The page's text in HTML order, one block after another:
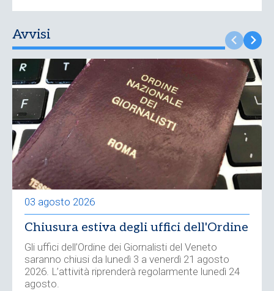
Avvisi
03 agosto 2026
Chiusura estiva degli uffici dell'Ordine
Gli uffici dell’Ordine dei Giornalisti del Veneto
saranno chiusi da lunedì 3 a venerdì 21 agosto
2026. L’attività riprenderà regolarmente lunedì 24
agosto.